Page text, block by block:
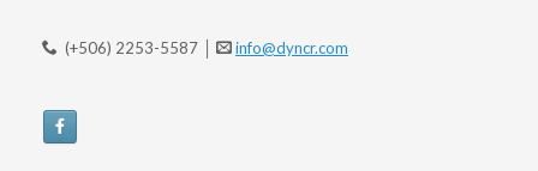
(+506) 2253-5587 │ info@dyncr.com